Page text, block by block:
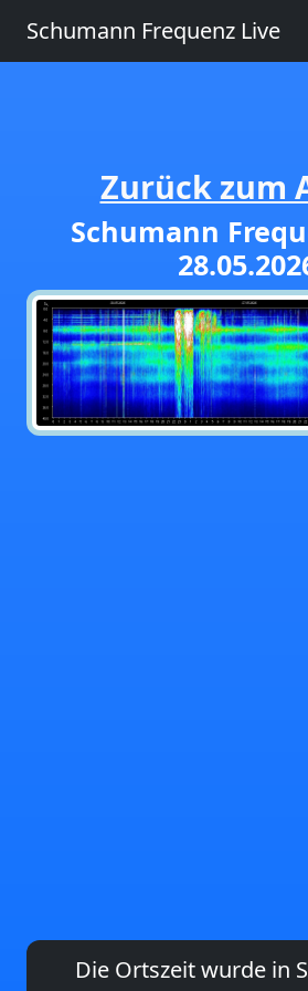
Schumann Frequenz Live
Zurück zum
Schumann
Die Ortszeit wurde in